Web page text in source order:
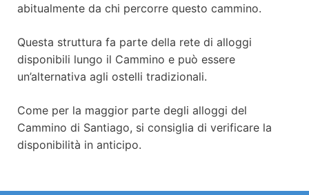
abitualmente da chi percorre questo cammino.
Questa struttura fa parte della rete di alloggi
disponibili lungo il Cammino e può essere
un’alternativa agli ostelli tradizionali.
Come per la maggior parte degli alloggi del
Cammino di Santiago, si consiglia di verificare la
disponibilità in anticipo.